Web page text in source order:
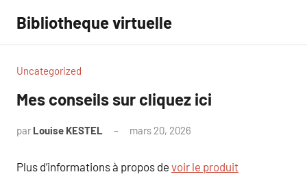
contenu
Bibliotheque virtuelle
Uncategorized
Mes conseils sur cliquez ici
par Louise KESTEL mars 20, 2026
Plus d’informations à propos de voir le produit